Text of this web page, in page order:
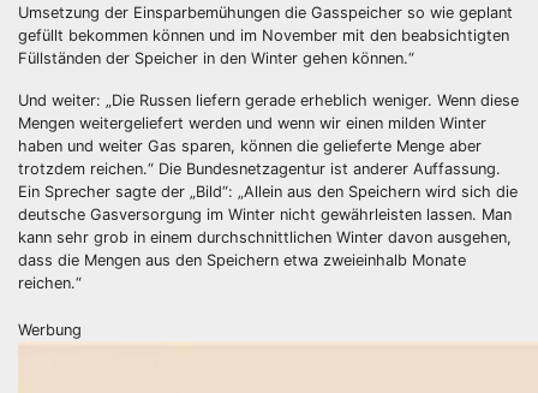
Umsetzung der Einsparbemühungen die Gasspeicher so wie geplant
gefüllt bekommen können und im November mit den beabsichtigten
Füllständen der Speicher in den Winter gehen können.“
Und weiter: „Die Russen liefern gerade erheblich weniger. Wenn diese
Mengen weitergeliefert werden und wenn wir einen milden Winter
haben und weiter Gas sparen, können die gelieferte Menge aber
trotzdem reichen.“ Die Bundesnetzagentur ist anderer Auffassung.
Ein Sprecher sagte der „Bild“: „Allein aus den Speichern wird sich die
deutsche Gasversorgung im Winter nicht gewährleisten lassen. Man
kann sehr grob in einem durchschnittlichen Winter davon ausgehen,
dass die Mengen aus den Speichern etwa zweieinhalb Monate
reichen.“
Werbung